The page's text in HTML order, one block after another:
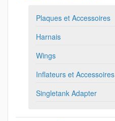
Plaques et Accessoires
Harnais
Wings
Inflateurs et Accessoires
Singletank Adapter